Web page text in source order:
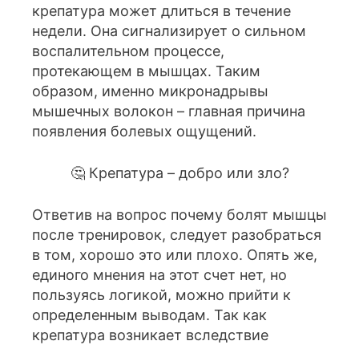
крепатура может длиться в течение
недели. Она сигнализирует о сильном
воспалительном процессе,
протекающем в мышцах. Таким
образом, именно микронадрывы
мышечных волокон – главная причина
появления болевых ощущений.
🤔 Крепатура – добро или зло?
Ответив на вопрос почему болят мышцы
после тренировок, следует разобраться
в том, хорошо это или плохо. Опять же,
единого мнения на этот счет нет, но
пользуясь логикой, можно прийти к
определенным выводам. Так как
крепатура возникает вследствие